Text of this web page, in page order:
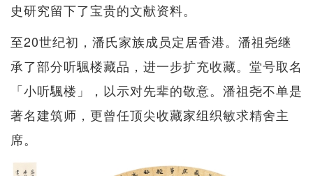
史研究留下了宝贵的文献资料。
至20世纪初，潘氏家族成员定居香港。潘祖尧继
承了部分听颿楼藏品，进一步扩充收藏。堂号取名
「小听颿楼」，以示对先辈的敬意。潘祖尧不单是
著名建筑师，更曾任顶尖收藏家组织敏求精舍主
席。